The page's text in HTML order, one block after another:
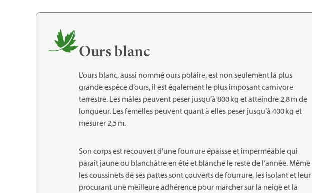
Ours blanc
L’ours blanc, aussi nommé ours polaire, est non seulement la plus
grande espèce d’ours, il est également le plus imposant carnivore
terrestre. Les mâles peuvent peser jusqu’à 800 kg et atteindre 2,8 m de
longueur. Les femelles peuvent quant à elles peser jusqu’à 400 kg et
mesurer 2,5 m.
Son corps est recouvert d’une fourrure épaisse et imperméable qui
paraît jaune ou blanchâtre en été et blanche le reste de l’année. Même
les coussinets de ses pattes sont couverts de fourrure, les isolant et leur
procurant une meilleure adhérence pour marcher sur la neige et la